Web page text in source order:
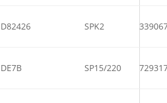
D82426 SPK2
DE7B SP15/220